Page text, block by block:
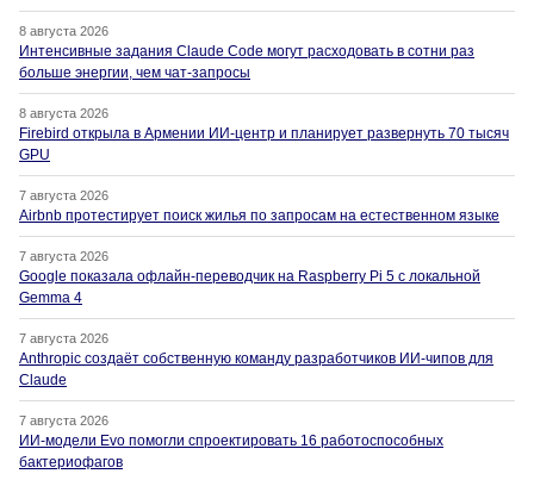
8 августа 2026
Интенсивные задания Claude Code могут расходовать в сотни раз
больше энергии, чем чат-запросы
8 августа 2026
Firebird открыла в Армении ИИ-центр и планирует развернуть 70 тысяч
GPU
7 августа 2026
Airbnb протестирует поиск жилья по запросам на естественном языке
7 августа 2026
Google показала офлайн-переводчик на Raspberry Pi 5 с локальной
Gemma 4
7 августа 2026
Anthropic создаёт собственную команду разработчиков ИИ-чипов для
Claude
7 августа 2026
ИИ-модели Evo помогли спроектировать 16 работоспособных
бактериофагов